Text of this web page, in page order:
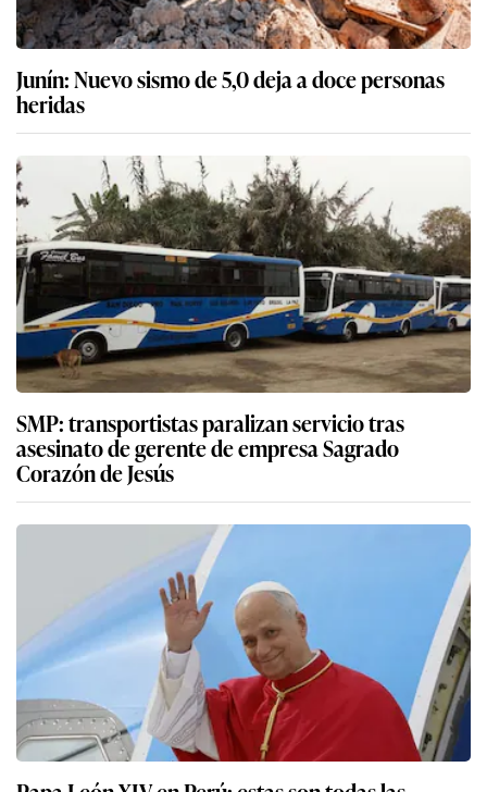
Junín: Nuevo sismo de 5,0 deja a doce personas
heridas
SMP: transportistas paralizan servicio tras
asesinato de gerente de empresa Sagrado
Corazón de Jesús